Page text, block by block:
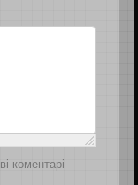
коментарі